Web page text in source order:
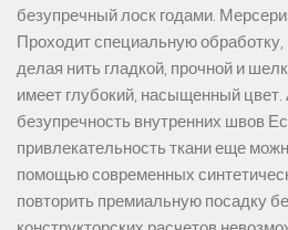
безупречный лоск годами.
Проходит специальную обработку,
делая нить гладкой, прочной и
имеет глубокий, насыщенный цвет.
безупречность внутренних швов
привлекательность ткани еще
помощью современных
повторить премиальную посадку